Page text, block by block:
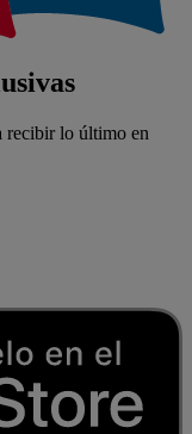
recibir lo último en